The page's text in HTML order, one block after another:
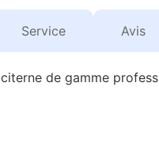
Service Avis
de gamme